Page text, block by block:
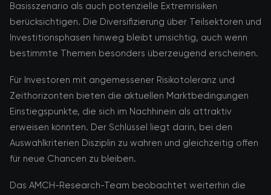
Basisszenario als auch potenzielle Extremrisiken
berücksichtigen. Die Diversifizierung über Teilsektoren und
Investitionsphasen hinweg bleibt umsichtig, auch wenn
bestimmte Themen besonders überzeugend erscheinen.
Für Investoren mit angemessener Risikotoleranz und
Zeithorizonten bieten die aktuellen Marktbedingungen
Einstiegspunkte, die sich im Nachhinein als attraktiv
erweisen könnten. Der Schlüssel liegt darin, bei den
Auswahlkriterien Disziplin zu wahren und gleichzeitig offen
für neue Chancen zu bleiben.
Das AMCH-Research-Team beobachtet weiterhin die